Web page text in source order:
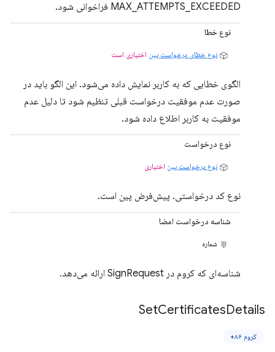
MAX_ATTEMPTS_EXCEEDED فراخوانی شود.
نوع خطا
نوع خطای درخواست پین اختیاری است
الگوی خطایی که به کاربر نمایش داده می‌شود. این الگو باید در
صورت عدم موفقیت درخواست قبلی تنظیم شود تا دلیل عدم
موفقیت به کاربر اطلاع داده شود.
نوع درخواست
نوع درخواست پین اختیاری
نوع کد درخواستی. پیش‌فرض پین است.
شناسه درخواست امضا
شماره
شناسه‌ای که کروم در SignRequest ارائه می‌دهد.
SetCertificatesDetails
کروم ۸۶+